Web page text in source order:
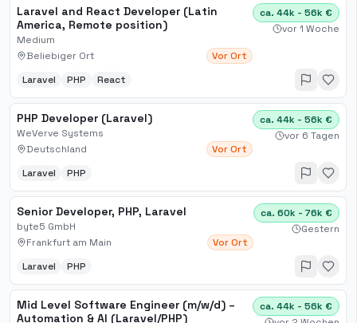
Laravel and React Developer (Latin
America, Remote position)
Medium
Beliebiger Ort
Vor Ort
ca. 44k - 56k €
vor 1 Woche
Laravel PHP React
PHP Developer (Laravel)
WeVerve Systems
Deutschland
Vor Ort
ca. 44k - 56k €
vor 6 Tagen
Laravel PHP
Senior Developer, PHP, Laravel
byte5 GmbH
Frankfurt am Main
Vor Ort
ca. 60k - 76k €
Gestern
Laravel PHP
Mid Level Software Engineer (m/w/d) –
Automation & AI (Laravel/PHP)
ca. 44k - 56k €